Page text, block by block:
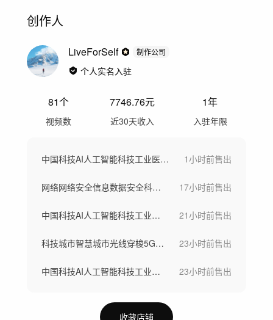
创作人
LiveForSelf 制作公司
个人实名入驻
81个
视频数
7746.76元
近30天收入
1年
入驻年限
中国科技AI人工智能科技工业医疗创新发展 1小时前售出
网络网络安全信息数据安全科技云计算防火墙 17小时前售出
中国科技AI人工智能科技工业医疗创新发展 21小时前售出
科技城市智慧城市光线穿梭5G城市数字城市 23小时前售出
中国科技AI人工智能科技工业医疗创新发展 23小时前售出
收藏店铺